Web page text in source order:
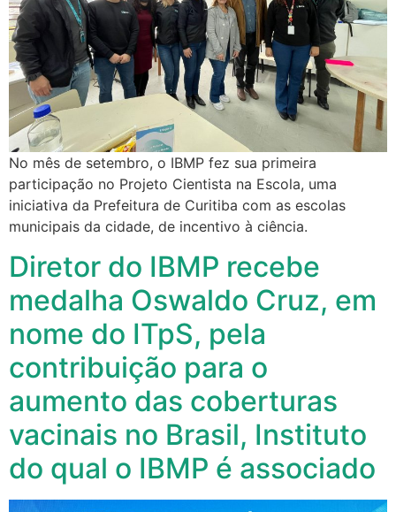
No mês de setembro, o IBMP fez sua primeira
participação no Projeto Cientista na Escola, uma
iniciativa da Prefeitura de Curitiba com as escolas
municipais da cidade, de incentivo à ciência.
Diretor do IBMP recebe
medalha Oswaldo Cruz, em
nome do ITpS, pela
contribuição para o
aumento das coberturas
vacinais no Brasil, Instituto
do qual o IBMP é associado